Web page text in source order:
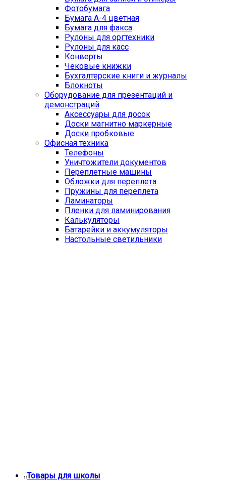
Фотобумага
Бумага А-4 цветная
Бумага для факса
Рулоны для оргтехники
Рулоны для касс
Конверты
Чековые книжки
Бухгалтерские книги и журналы
Блокноты
Оборудование для презентаций и
демонстраций
Аксессуары для досок
Доски магнитно маркерные
Доски пробковые
Офисная техника
Телефоны
Уничтожители документов
Переплетные машины
Обложки для переплета
Пружины для переплета
Ламинаторы
Пленки для ламинирования
Калькуляторы
Батарейки и аккумуляторы
Настольные светильники
Товары для школы